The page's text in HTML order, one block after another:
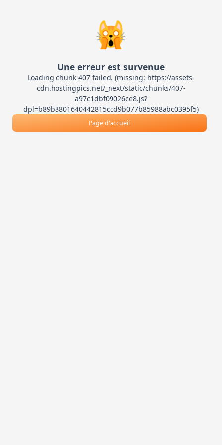
🙀
Une erreur est survenue
Loading chunk 407 failed. (missing: https://assets-
cdn.hostingpics.net/_next/static/chunks/407-
a97c1dbf09026ce8.js?
dpl=b89b8801640442815ccd9b077b85988abc0395f5)
Page d'accueil